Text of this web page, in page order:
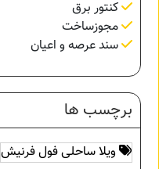
کنتور برق
مجوزساخت
سند عرصه و اعیان
برچسب ها
ویلا ساحلی فول فرنیش